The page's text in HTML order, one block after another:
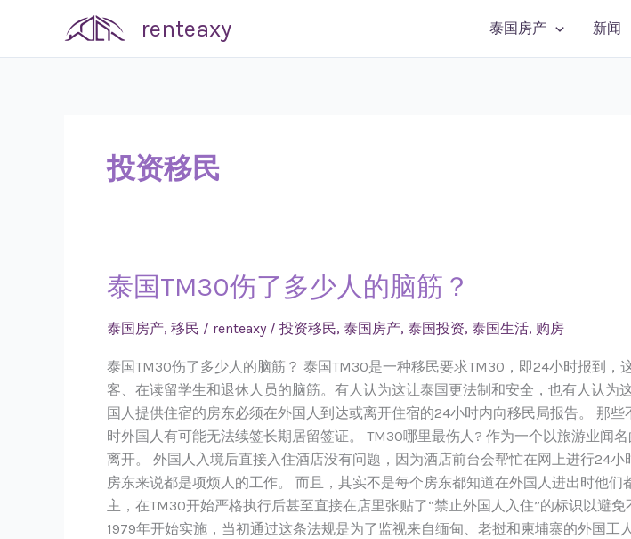
content
renteaxy 泰国房产 新闻
投资移民
泰国TM30伤了多少人的脑筋？
泰国房产, 移民 / renteaxy / 投资移民, 泰国房产, 泰国投资, 泰国生活, 购房
泰国TM30伤了多少人的脑筋？ 泰国TM30是一种移民要求TM30，即24小时报到
客、在读留学生和退休人员的脑筋。有人认为这让泰国更法制和安全，也有人认
国人提供住宿的房东必须在外国人到达或离开住宿的24小时内向移民局报告。 那
时外国人有可能无法续签长期居留签证。 TM30哪里最伤人? 作为一个以旅游业闻
离开。 外国人入境后直接入住酒店没有问题，因为酒店前台会帮忙在网上进行24
房东来说都是项烦人的工作。 而且，其实不是每个房东都知道在外国人进出时他
主，在TM30开始严格执行后甚至直接在店里张贴了“禁止外国人入住”的标识以避
1979年开始实施，当初通过这条法规是为了监视来自缅甸、老挝和柬埔寨的外国
泰
国
TM30
了
多
少
人
的
脑
筋？